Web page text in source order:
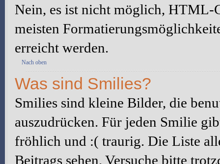
Nein, es ist nicht möglich, HTML-
meisten
erreicht werden.
Nach oben
Was sind Smilies?
Smilies sind kleine Bilder, die
auszudrücken. Für jeden Smilie
fröhlich und :( traurig. Die Liste
Beitrags sehen. Versuche bitte